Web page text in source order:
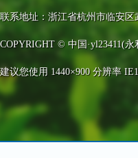
联系地址：浙江省杭州市临安区
COPYRIGHT © 中国·yl23411(
建议您使用 1440×900 分辨率